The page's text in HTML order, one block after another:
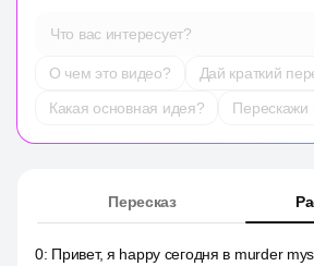
Что вас интересует?
О чем это видео?
Дай краткий
Какая основная идея?
Перескажи
Пересказ
0: Привет, я happy сегодня в murder